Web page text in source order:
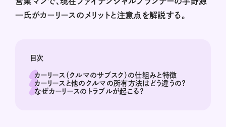
一氏がカーリースのメリットと注意点を解説する。
目次
カーリース（クルマのサブスク）の仕組みと特徴
カーリースと他のクルマの所有方法はどう違うの？
なぜカーリースのトラブルが起こる？